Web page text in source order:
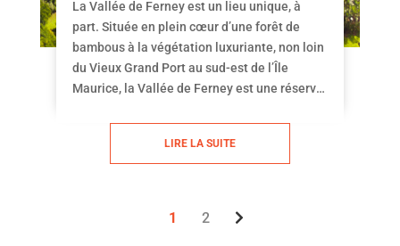
BIODIVERSITÉ UNIQUE
La Vallée de Ferney est un lieu unique, à
part. Située en plein cœur d’une forêt de
bambous à la végétation luxuriante, non loin
du Vieux Grand Port au sud-est de l’Île
Maurice, la Vallée de Ferney est une réserve
d’espèces rares et menacés.
LIRE LA SUITE
1 2